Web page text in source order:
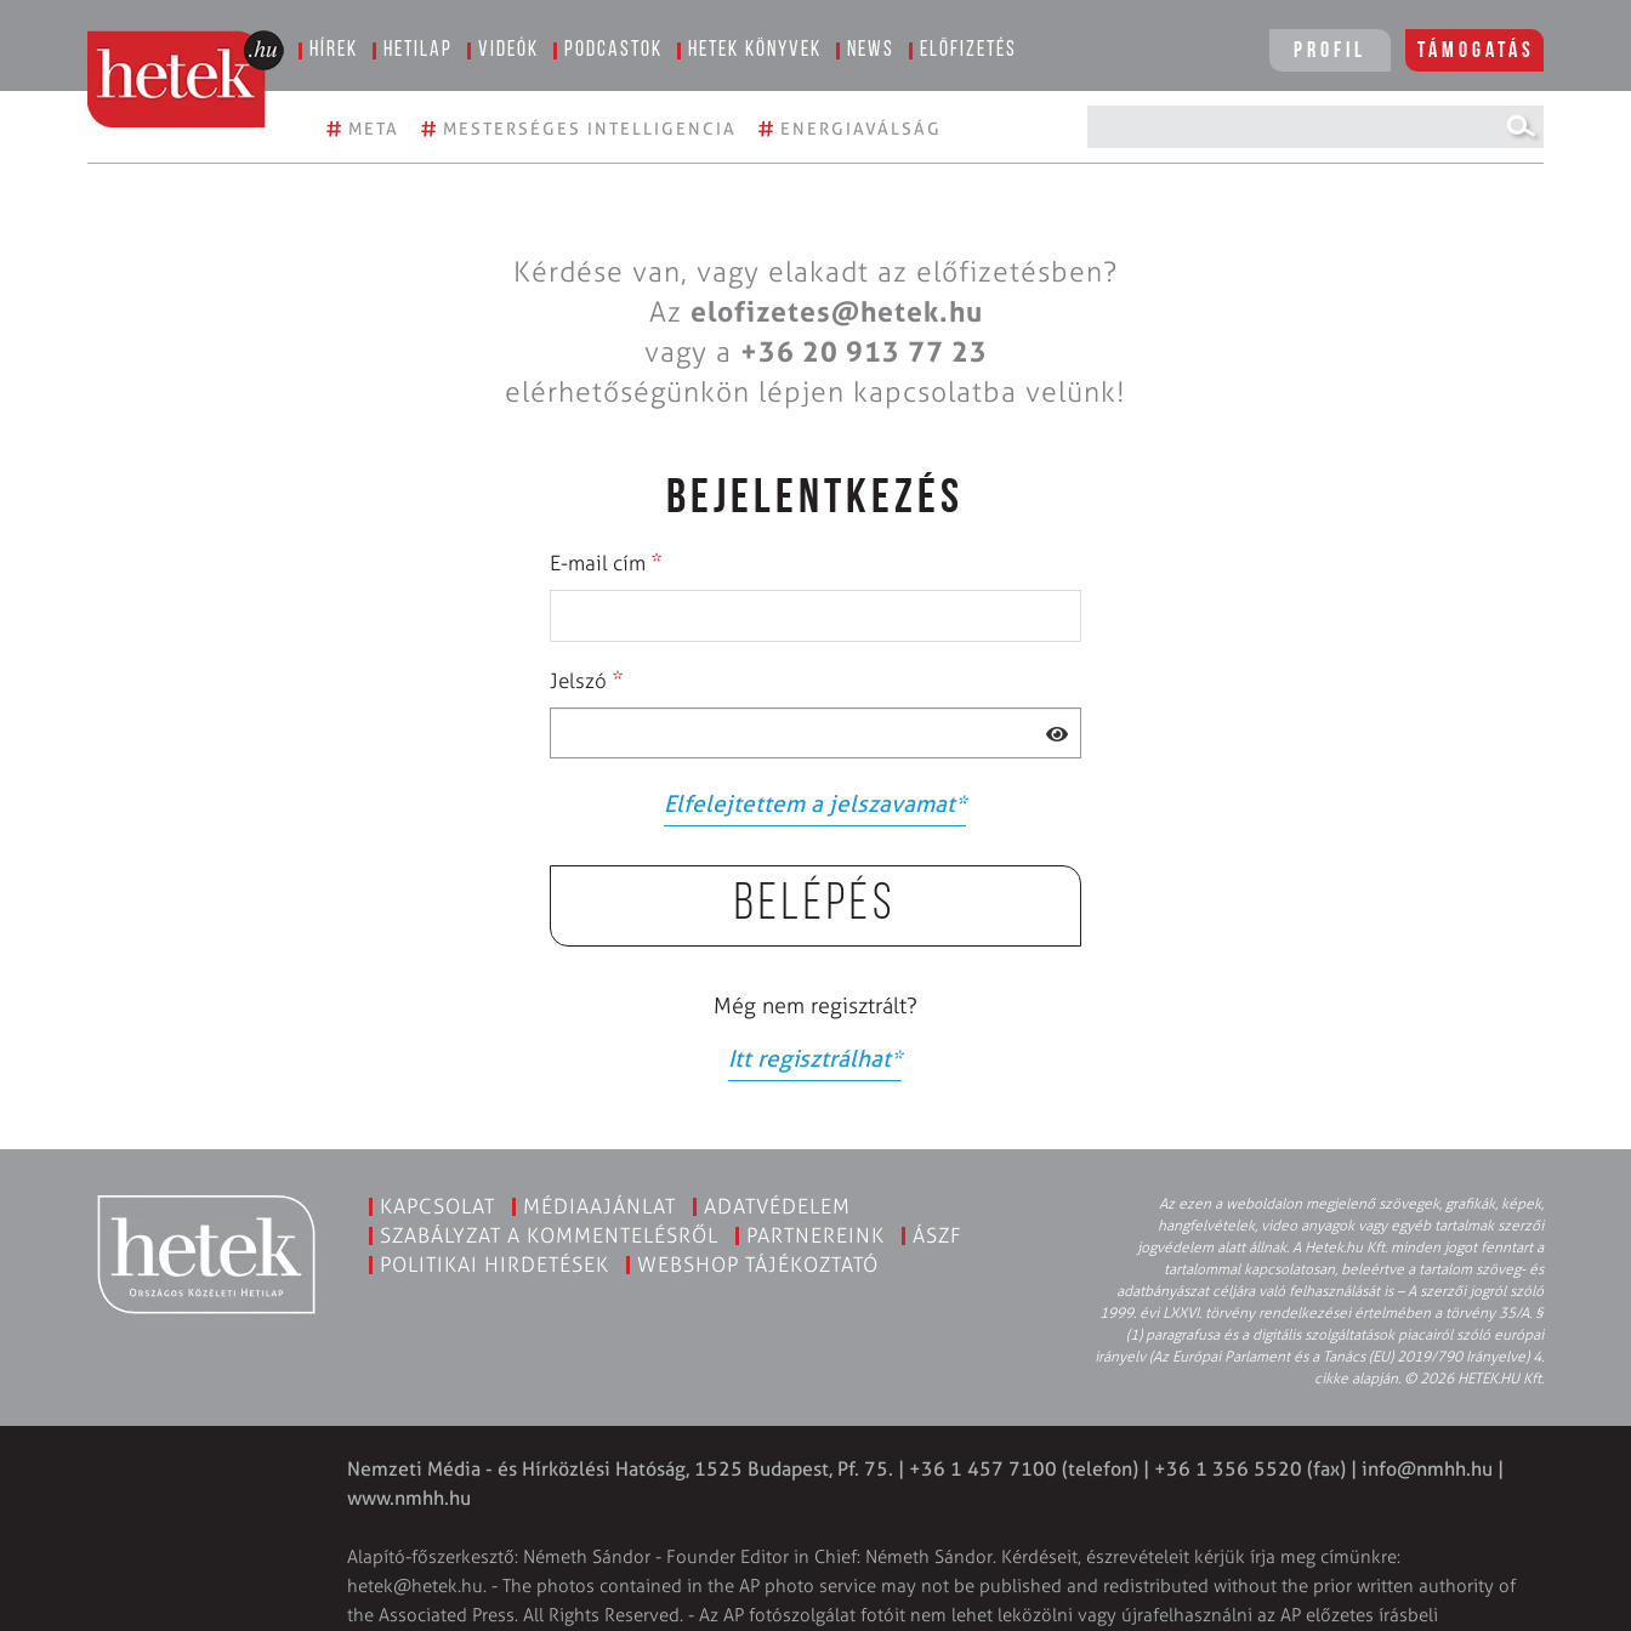
Hírek Hetilap Videók Podcastok Hetek könyvek News Előfizetés Profil Támogatás
# META # MESTERSÉGES INTELLIGENCIA # ENERGIAVÁLSÁG
Kérdése van, vagy elakadt az előfizetésben?
Az elofizetes@hetek.hu
vagy a +36 20 913 77 23
elérhetőségünkön lépjen kapcsolatba velünk!
BEJELENTKEZÉS
E-mail cím *
Jelszó *
Elfelejtettem a jelszavamat*
Belépés
Még nem regisztrált?
Itt regisztrálhat*
KAPCSOLAT MÉDIAAJÁNLAT
ADATVÉDELEM
SZABÁLYZAT A KOMMENTELÉSRŐL
PARTNEREINK
ÁSZF
POLITIKAI HIRDETÉSEK
WEBSHOP TÁJÉKOZTATÓ
Az ezen a weboldalon megjelenő szövegek, grafikák, képek,
hangfelvételek, video anyagok vagy egyéb tartalmak szerzői
jogvédelem alatt állnak. A Hetek.hu Kft. minden jogot fenntart a
tartalommal kapcsolatosan, beleértve a tartalom szöveg- és
adatbányászat céljára való felhasználását is – A szerzői jogról szóló
1999. évi LXXVI. törvény rendelkezései értelmében a törvény 35/A. §
(1) paragrafusa és a digitális szolgáltatások piacairól szóló európai
irányelv (Az Európai Parlament és a Tanács (EU) 2019/790 Irányelve) 4.
cikke alapján. © 2026 HETEK.HU Kft.
Nemzeti Média - és Hírközlési Hatóság, 1525 Budapest, Pf. 75. | +36 1 457 7100 (telefon) | +36 1 356 5520 (fax) | info@nmhh.hu |
www.nmhh.hu
Alapító-főszerkesztő: Németh Sándor - Founder Editor in Chief: Németh Sándor. Kérdéseit, észrevételeit kérjük írja meg címünkre:
hetek@hetek.hu. - The photos contained in the AP photo service may not be published and redistributed without the prior written authority of
the Associated Press. All Rights Reserved. - Az AP fotószolgálat fotóit nem lehet leközölni vagy újrafelhasználni az AP előzetes írásbeli